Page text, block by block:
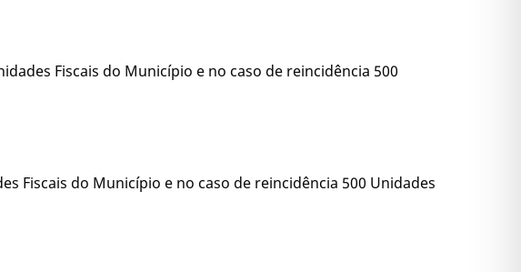
Fiscais do Município e no caso de reincidência 500
Fiscais do Município e no caso de reincidência 500 Unidades